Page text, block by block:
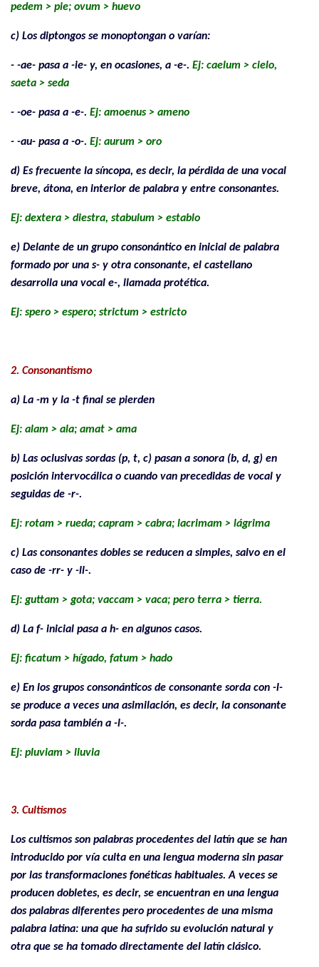
pedem > pie; ovum > huevo
c) Los diptongos se monoptongan o varían:
- -ae- pasa a -ie- y, en ocasiones, a -e-. Ej: caelum > cielo,
saeta > seda
- -oe- pasa a -e-. Ej: amoenus > ameno
- -au- pasa a -o-. Ej: aurum > oro
d) Es frecuente la síncopa, es decir, la pérdida de una vocal
breve, átona, en interior de palabra y entre consonantes.
Ej: dextera > diestra, stabulum > establo
e) Delante de un grupo consonántico en inicial de palabra
formado por una s- y otra consonante, el castellano
desarrolla una vocal e-, llamada protética.
Ej: spero > espero; strictum > estricto
2. Consonantismo
a) La -m y la -t final se pierden
Ej: alam > ala; amat > ama
b) Las oclusivas sordas (p, t, c) pasan a sonora (b, d, g) en
posición intervocálica o cuando van precedidas de vocal y
seguidas de -r-.
Ej: rotam > rueda; capram > cabra; lacrimam > lágrima
c) Las consonantes dobles se reducen a simples, salvo en el
caso de -rr- y -ll-.
Ej: guttam > gota; vaccam > vaca; pero terra > tierra.
d) La f- inicial pasa a h- en algunos casos.
Ej: ficatum > hígado, fatum > hado
e) En los grupos consonánticos de consonante sorda con -l-
se produce a veces una asimilación, es decir, la consonante
sorda pasa también a -l-.
Ej: pluviam > lluvia
3. Cultismos
Los cultismos son palabras procedentes del latín que se han
introducido por vía culta en una lengua moderna sin pasar
por las transformaciones fonéticas habituales. A veces se
producen dobletes, es decir, se encuentran en una lengua
dos palabras diferentes pero procedentes de una misma
palabra latina: una que ha sufrido su evolución natural y
otra que se ha tomado directamente del latín clásico.